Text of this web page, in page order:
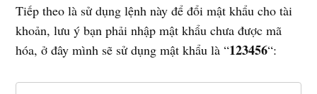
Tiếp theo là sử dụng lệnh này để đổi mật khẩu cho tài
khoản, lưu ý bạn phải nhập mật khẩu chưa được mã
hóa, ở đây mình sẽ sử dụng mật khẩu là “123456“: